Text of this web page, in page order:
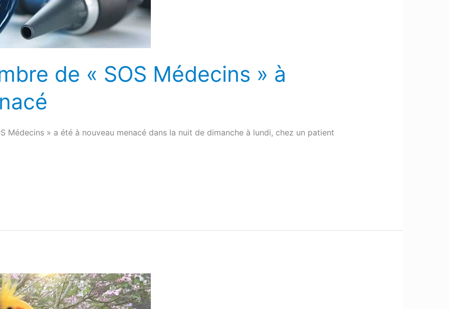
de « SOS Médecins » à
Médecins » a été à nouveau menacé dans la nuit de dimanche à lundi, chez un patient